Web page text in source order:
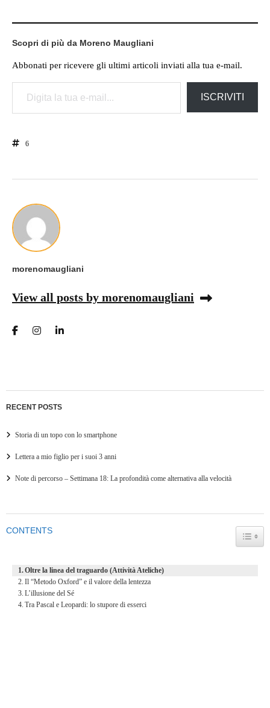
Scopri di più da Moreno Maugliani
Abbonati per ricevere gli ultimi articoli inviati alla tua e-mail.
Digita la tua e-mail...
ISCRIVITI
6
morenomaugliani
View all posts by morenomaugliani
RECENT POSTS
Storia di un topo con lo smartphone
Lettera a mio figlio per i suoi 3 anni
Note di percorso – Settimana 18: La profondità come alternativa alla velocità
CONTENTS
Oltre la linea del traguardo (Attività Ateliche)
Il “Metodo Oxford” e il valore della lentezza
L’illusione del Sé
Tra Pascal e Leopardi: lo stupore di esserci